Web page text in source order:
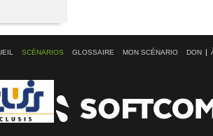
SCÉNARIOS GLOSSAIRE MON SCÉNARIO DON